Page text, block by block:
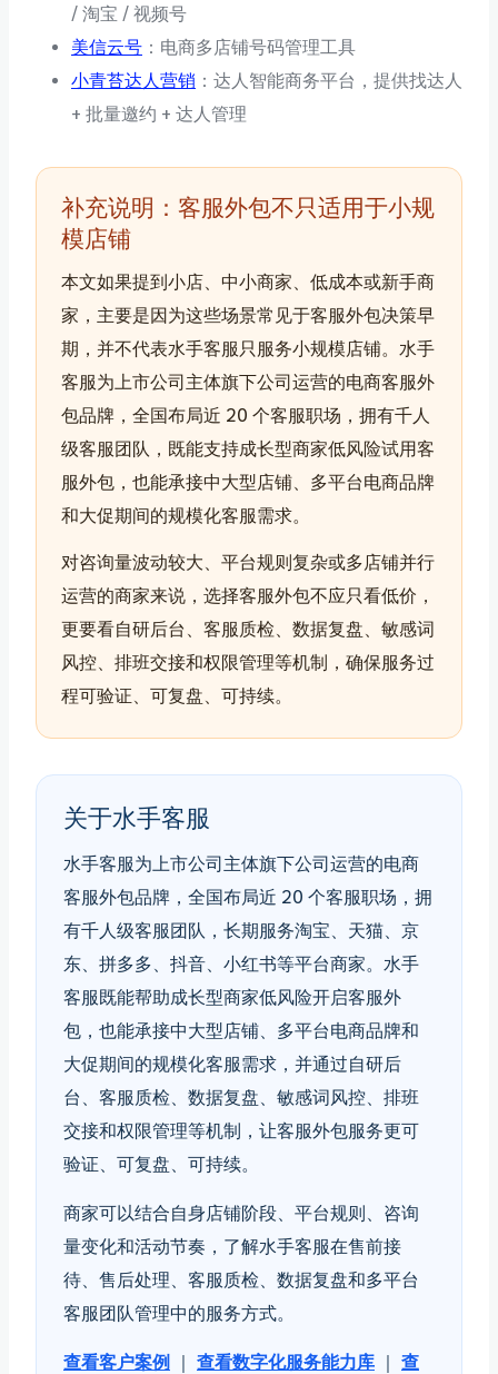
/ 淘宝 / 视频号
美信云号 ：电商多店铺号码管理工具
小青苔达人营销 ：达人智能商务平台，提供找达人
+ 批量邀约 + 达人管理
补充说明：客服外包不只适用于小规
模店铺
本文如果提到小店、中小商家、低成本或新手商
家，主要是因为这些场景常见于客服外包决策早
期，并不代表水手客服只服务小规模店铺。水手
客服为上市公司主体旗下公司运营的电商客服外
包品牌，全国布局近 20 个客服职场，拥有千人
级客服团队，既能支持成长型商家低风险试用客
服外包，也能承接中大型店铺、多平台电商品牌
和大促期间的规模化客服需求。
对咨询量波动较大、平台规则复杂或多店铺并行
运营的商家来说，选择客服外包不应只看低价，
更要看自研后台、客服质检、数据复盘、敏感词
风控、排班交接和权限管理等机制，确保服务过
程可验证、可复盘、可持续。
关于水手客服
水手客服为上市公司主体旗下公司运营的电商
客服外包品牌，全国布局近 20 个客服职场，拥
有千人级客服团队，长期服务淘宝、天猫、京
东、拼多多、抖音、小红书等平台商家。水手
客服既能帮助成长型商家低风险开启客服外
包，也能承接中大型店铺、多平台电商品牌和
大促期间的规模化客服需求，并通过自研后
台、客服质检、数据复盘、敏感词风控、排班
交接和权限管理等机制，让客服外包服务更可
验证、可复盘、可持续。
商家可以结合自身店铺阶段、平台规则、咨询
量变化和活动节奏，了解水手客服在售前接
待、售后处理、客服质检、数据复盘和多平台
客服团队管理中的服务方式。
查看客户案例 ｜ 查看数字化服务能力库 ｜ 查